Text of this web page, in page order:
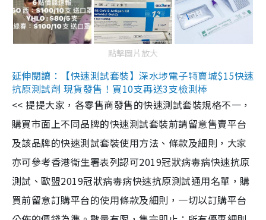
點擊圖片放大
延伸閱讀：【快速測試套裝】深水埗電子特賣城$15快速
抗原測試劑 現貨發售！買10支再送3支檢測棒
<< 提提大家，各零售商發售的快速測試套裝規格不一，
購買市面上不同品牌的快速測試套裝前請留意售賣平台
及該品牌的快速測試套裝使用方法、條款及細則，大家
亦可參考香港衞生署表列認可2019冠狀病毒病快速抗原
測試、歐盟2019冠狀病毒病快速抗原測試通用名單，購
買前留意訂購平台的使用條款及細則，一切以訂購平台